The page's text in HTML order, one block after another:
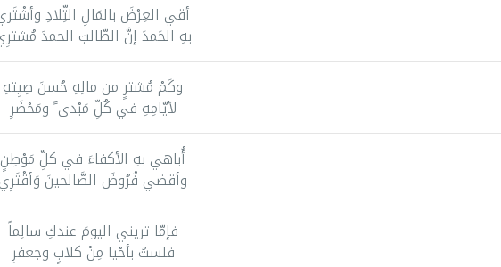
أقي العِرْضَ بالمَالِ التِّلادِ
بهِ الحَمدَ إنَّ الطّالبَ الحمدَ
وكَمْ مُشترٍ من مالِهِ حُسنَ صِيِتهِ
لأيّامِهِ في كُلِّ مَبْدى ً ومَحْضَرِ
أُباهي بهِ الأكفاءَ في كلِّ مَوْطِنٍ
وأقضي فُرُوضَ الصَّالحينَ
فإمّا تريني اليومَ عندكِ سالِماً
فلستُ بأحْيا مِنْ كلابٍ وجعفرِ